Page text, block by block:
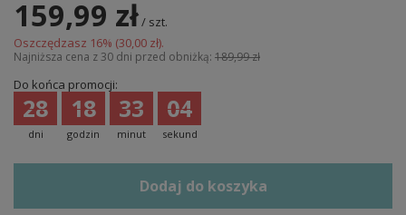
159,99 zł/ szt.
Oszczędzasz 16% (30,00 zł).
Najniższa cena z 30 dni przed obniżką: 189,99 zł
Do końca promocji:
dni
28
godzin
18
minut
33
sekund
04
Dodaj do koszyka